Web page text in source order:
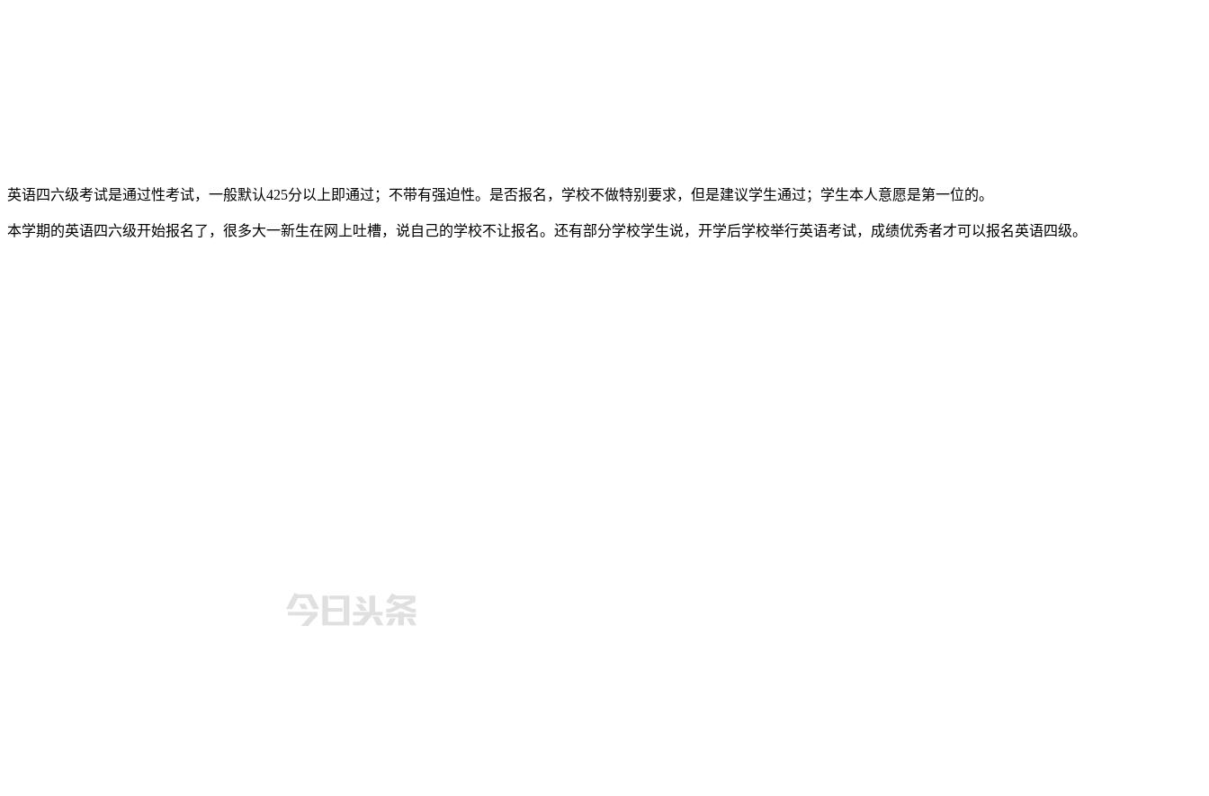
英语四六级考试是通过性考试，一般默认425分以上即通过；不带有强迫性。是否报名，学校不做特别要求，但是建议学生通过；学生本人意愿是第一位的。
本学期的英语四六级开始报名了，很多大一新生在网上吐槽，说自己的学校不让报名。还有部分学校学生说，开学后学校举行英语考试，成绩优秀者才可以报名英语四级。